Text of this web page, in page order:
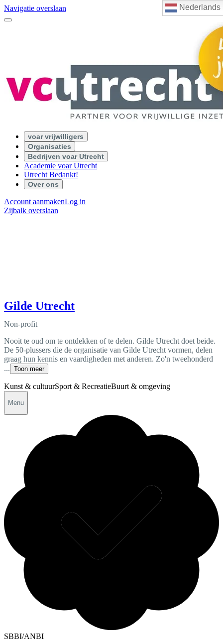
Nederlands
Navigatie overslaan
voar vrijwilligers
Organisaties
Bedrijven voar Utrecht
Academie voar Utrecht
Utrecht Bedankt!
Over ons
Account aanmakenLog in
Zijbalk overslaan
Gilde Utrecht
Non-profit
Nooit te oud om te ontdekken of te delen. Gilde Utrecht doet beide.
De 50-plussers die de organisatie van Gilde Utrecht vormen, delen
graag hun kennis en vaardigheden met anderen. Zo'n tweehonderd
... Toon meer
Kunst & cultuurSport & RecreatieBuurt & omgeving
Menu
SBBI/ANBI